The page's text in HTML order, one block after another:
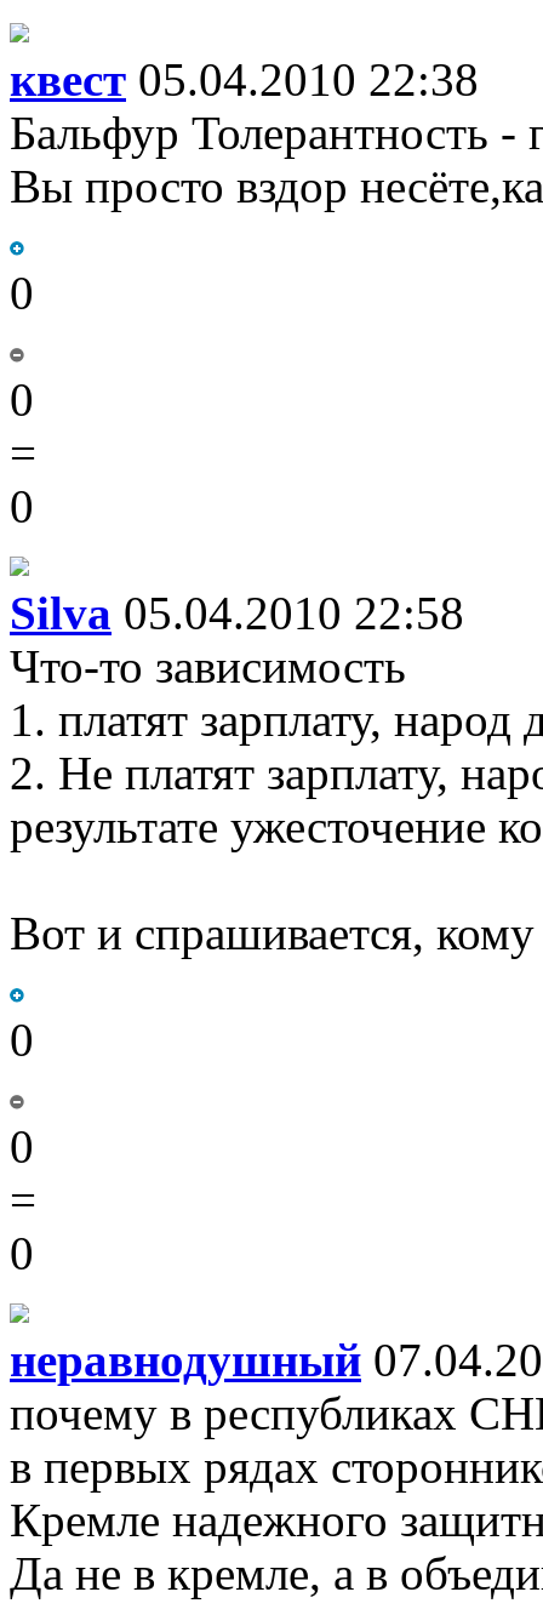
квест 05.04.2010 22:38
Бальфур Толерантность -
Вы просто вздор
0
0
=
0
Silva 05.04.2010 22:58
Что-то зависимость
1. платят зарплату,
2. Не платят зарплату,
результате ужесточение
Вот и спрашивается,
0
0
=
0
неравнодушный
почему в республиках
в первых рядах
Кремле надежного
Да не в кремле, а в